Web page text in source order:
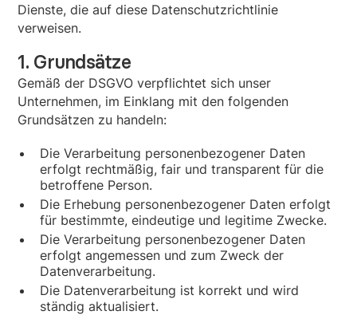
Dienste, die auf diese Datenschutzrichtlinie
verweisen.
1. Grundsätze
Gemäß der DSGVO verpflichtet sich unser
Unternehmen, im Einklang mit den folgenden
Grundsätzen zu handeln:
Die Verarbeitung personenbezogener Daten
erfolgt rechtmäßig, fair und transparent für die
betroffene Person.
Die Erhebung personenbezogener Daten erfolgt
für bestimmte, eindeutige und legitime Zwecke.
Die Verarbeitung personenbezogener Daten
erfolgt angemessen und zum Zweck der
Datenverarbeitung.
Die Datenverarbeitung ist korrekt und wird
ständig aktualisiert.